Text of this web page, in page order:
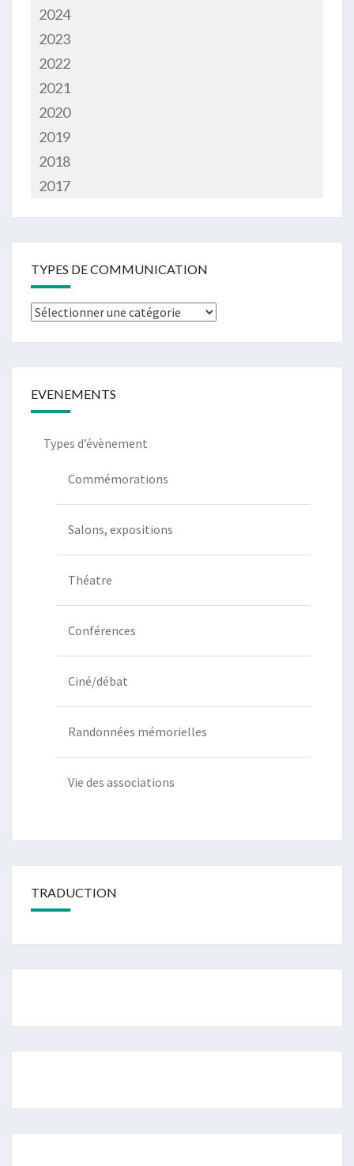
2024
2023
2022
2021
2020
2019
2018
2017
TYPES DE COMMUNICATION
Types
EVENEMENTS
Types d’évènement
Commémorations
Salons, expositions
Théatre
Conférences
Ciné/débat
Randonnées mémorielles
Vie des associations
TRADUCTION